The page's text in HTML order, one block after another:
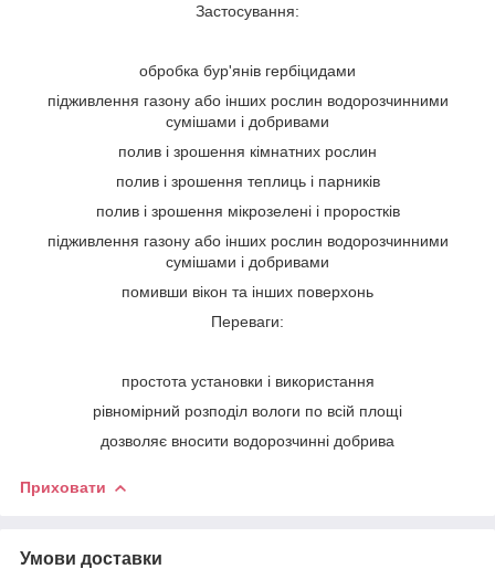
Застосування:
обробка бур'янів гербіцидами
підживлення газону або інших рослин водорозчинними
сумішами і добривами
полив і зрошення кімнатних рослин
полив і зрошення теплиць і парників
полив і зрошення мікрозелені і проростків
підживлення газону або інших рослин водорозчинними
сумішами і добривами
помивши вікон та інших поверхонь
Переваги:
простота установки і використання
рівномірний розподіл вологи по всій площі
дозволяє вносити водорозчинні добрива
Приховати
Умови доставки